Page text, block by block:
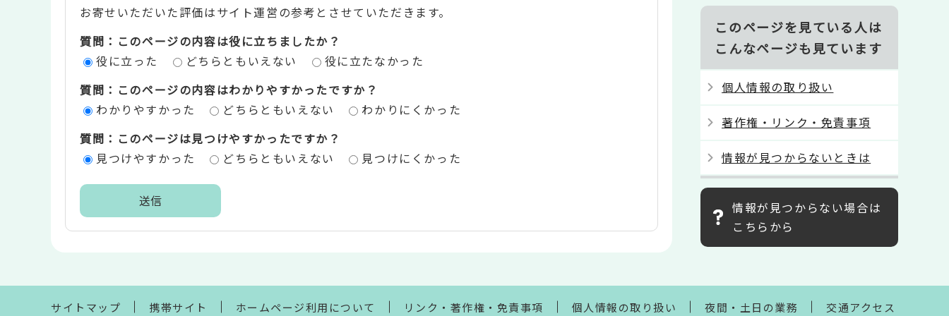
テ
ン
評
エ
お寄せいただいた評価はサイト運営の参考とさせていただきます。
質問：このページの内容は役に立ちましたか？
役に立った
どちらともいえない
役に立たなかった
質問：このページの内容はわかりやすかったですか？
わかりやすかった
どちらともいえない
わかりにくかった
質問：このページは見つけやすかったですか？
見つけやすかった
どちらともいえない 見つけにくかった
で
このページを見ている人は
こんなページも見ています
個人情報の取り扱い
著作権・リンク・免責事項
情報が見つからないときは
情報が見つからない場合は
こちらから
サイトマップ 携帯サイト ホームページ利用について リンク・著作権・免責事項 個人情報の取り扱い 夜間・土日の業務 交通アクセス